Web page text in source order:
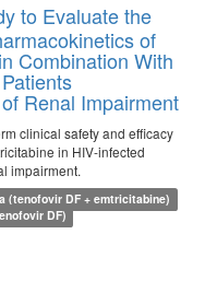
to Evaluate the
of
Combination With
Renal Impairment
clinical safety and efficacy
in HIV-infected
impairment.
(tenofovir DF + emtricitabine)
DF)